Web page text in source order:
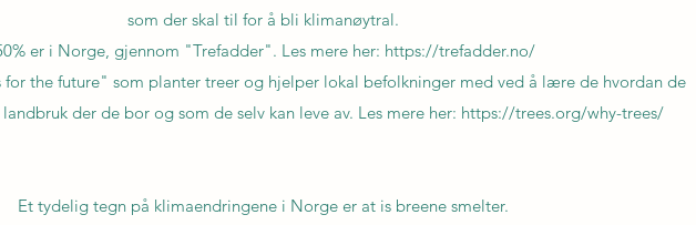
som der skal til for å bli klimanøytral.
er i Norge, gjennom "Trefadder". Les mere her: https://trefadder.no/
for the future" som planter treer og hjelper lokal befolkninger med ved å lære de hvordan de
der de bor og som de selv kan leve av. Les mere her: https://trees.org/why-trees/
Et tydelig tegn på klimaendringene i Norge er at is breene smelter.